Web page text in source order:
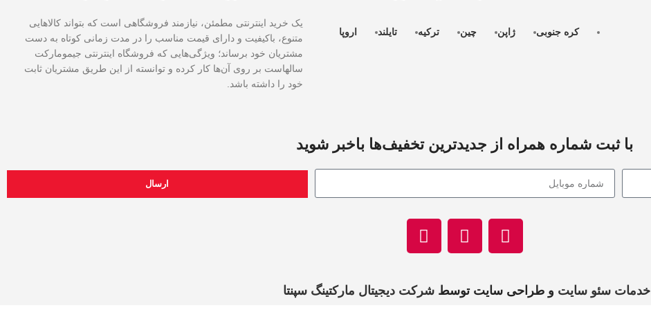
کره جنوبی ژاپن چین ترکیه تایلند اروپا
یک خرید اینترنتی مطمئن، نیازمند فروشگاهی است که بتواند کالاهایی
متنوع، باکیفیت و دارای قیمت مناسب را در مدت زمانی کوتاه به دست
مشتریان خود برساند؛ ویژگی‌هایی که فروشگاه اینترنتی جیمومارکت
سالهاست بر روی آن‌ها کار کرده و توانسته از این طریق مشتریان ثابت
خود را داشته باشد.
با ثبت شماره همراه از جدید‌ترین تخفیف‌ها با‌خبر شوید
ارسال
خدمات سئو سایت و طراحی سایت توسطشرکت دیجیتال مارکتینگ سپنتا